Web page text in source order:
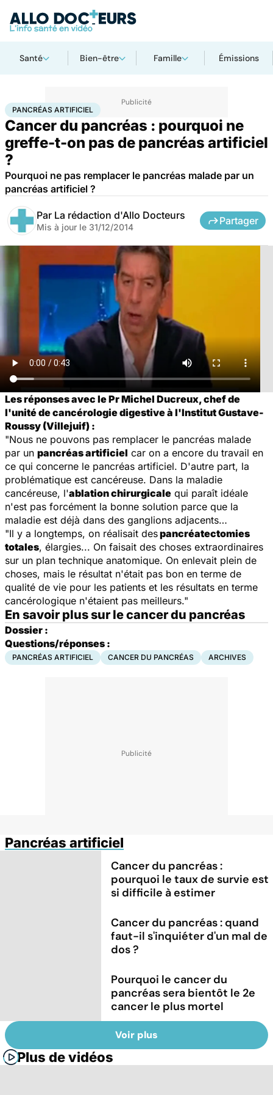
Santé Bien-être Famille Émissions
AccueilSantéMaladiesCancer Pancréas artificiel
PANCRÉAS ARTIFICIEL
Cancer du pancréas : pourquoi ne
greffe-t-on pas de pancréas artificiel
?
Pourquoi ne pas remplacer le pancréas malade par un
pancréas artificiel ?
Par La rédaction d'Allo Docteurs
Mis à jour le 31/12/2014
Partager
Les réponses avec le Pr Michel Ducreux, chef de
l'unité de cancérologie digestive à l'Institut Gustave-
Roussy (Villejuif) :
"Nous ne pouvons pas remplacer le pancréas malade
par un pancréas artificiel car on a encore du travail en
ce qui concerne le pancréas artificiel. D'autre part, la
problématique est cancéreuse. Dans la maladie
cancéreuse, l'ablation chirurgicale qui paraît idéale
n'est pas forcément la bonne solution parce que la
maladie est déjà dans des ganglions adjacents…
"Il y a longtemps, on réalisait despancréatectomies
totales, élargies... On faisait des choses extraordinaires
sur un plan technique anatomique. On enlevait plein de
choses, mais le résultat n'était pas bon en terme de
qualité de vie pour les patients et les résultats en terme
cancérologique n'étaient pas meilleurs."
En savoir plus sur le cancer du pancréas
Dossier :
Questions/réponses :
PANCRÉAS ARTIFICIEL CANCER DU PANCRÉAS ARCHIVES
Pancréas artificiel
Cancer du pancréas :
pourquoi le taux de survie est
si difficile à estimer
Cancer du pancréas : quand
faut-il s'inquiéter d'un mal de
dos ?
Pourquoi le cancer du
pancréas sera bientôt le 2e
cancer le plus mortel
Voir plus
Plus de vidéos